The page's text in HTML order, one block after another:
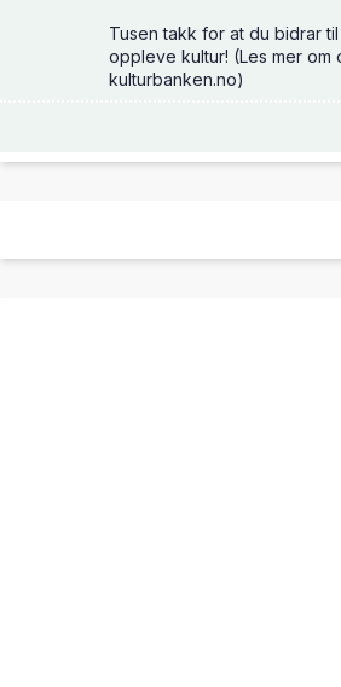
Tusen takk for at du bidrar
oppleve kultur! (Les mer om
kulturbanken.no)